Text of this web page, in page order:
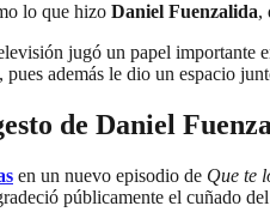
lo que hizo Daniel Fuenzalida,
jugó un papel
además le dio un espacio
de Daniel
en un nuevo episodio de Que te
públicamente el cuñado